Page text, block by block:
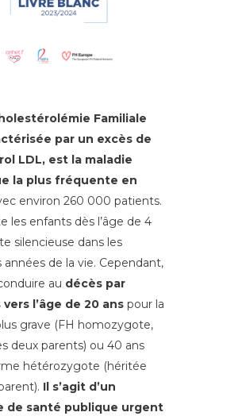
Familiale
par un excès de
LDL, est la maladie
la plus fréquente en
environ 260 000 patients.
les enfants dès l’âge de 4
silencieuse dans les
de la vie. Cependant,
au décès par
l’âge de 20 ans pour la
grave (FH homozygote,
deux parents) ou 40 ans
hétérozygote (héritée
Il s’agit d’un
de santé publique urgent